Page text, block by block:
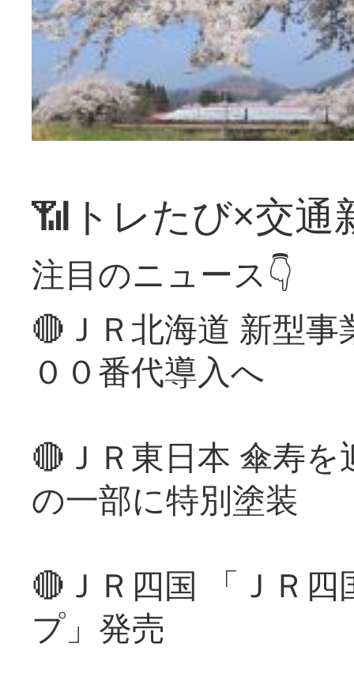
📶トレたび×交通
注目のニュース👇
🔴ＪＲ北海道 新型
００番代導入へ
🔴ＪＲ東日本 傘寿
の一部に特別塗装
🔴ＪＲ四国 「ＪＲ
プ」発売